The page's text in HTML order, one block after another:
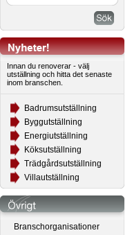
Innan du renoverar - välj
utställning och hitta det senaste
inom branschen.
Badrumsutställning
Byggutställning
Energiutställning
Köksutställning
Trädgårdsutställning
Villautställning
Branschorganisationer